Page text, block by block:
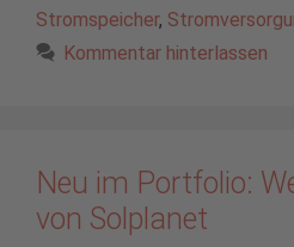
Stromspeicher,
Kommentar hinterlassen
Neu im Portfolio:
von Solplanet